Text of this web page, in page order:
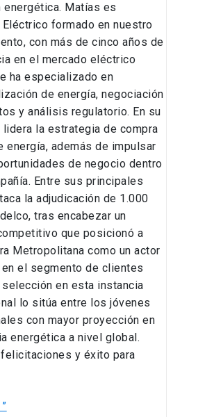
energética. Matías es
Eléctrico formado en nuestro
con más de cinco años de
en el mercado eléctrico
ha especializado en
de energía, negociación
y análisis regulatorio. En su
lidera la estrategia de compra
energía, además de impulsar
de negocio dentro
Entre sus principales
la adjudicación de 1.000
tras encabezar un
que posicionó a
Metropolitana como un actor
el segmento de clientes
selección en esta instancia
lo sitúa entre los jóvenes
con mayor proyección en
energética a nivel global.
y éxito para